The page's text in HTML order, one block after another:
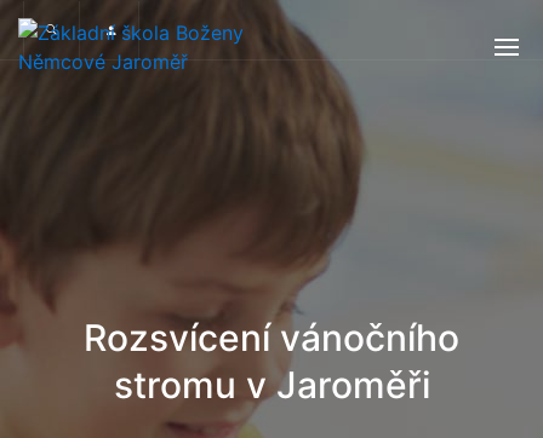
Rozsvícení vánočního
stromu v Jaroměři